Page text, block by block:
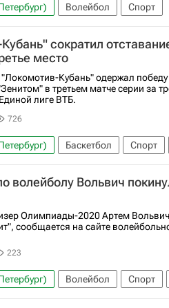
Волейбол Спорт
сократил
место
Кубань" одержал победу
в третьем матче серии за
лиге ВТБ.
726
Баскетбол Спорт
Кубань
волейболу Вольвич
Олимпиады-2020 Артем
сообщается на сайте
223
Волейбол Спорт
Максим Михайлов